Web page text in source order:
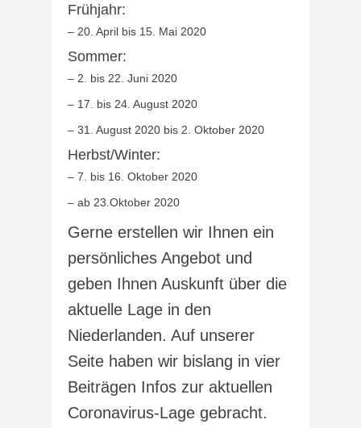
Frühjahr:
– 20. April bis 15. Mai 2020
Sommer:
– 2. bis 22. Juni 2020
– 17. bis 24. August 2020
– 31. August 2020 bis 2. Oktober 2020
Herbst/Winter:
– 7. bis 16. Oktober 2020
– ab 23.Oktober 2020
Gerne erstellen wir Ihnen ein
persönliches Angebot und
geben Ihnen Auskunft über die
aktuelle Lage in den
Niederlanden. Auf unserer
Seite haben wir bislang in vier
Beiträgen Infos zur aktuellen
Coronavirus-Lage gebracht.